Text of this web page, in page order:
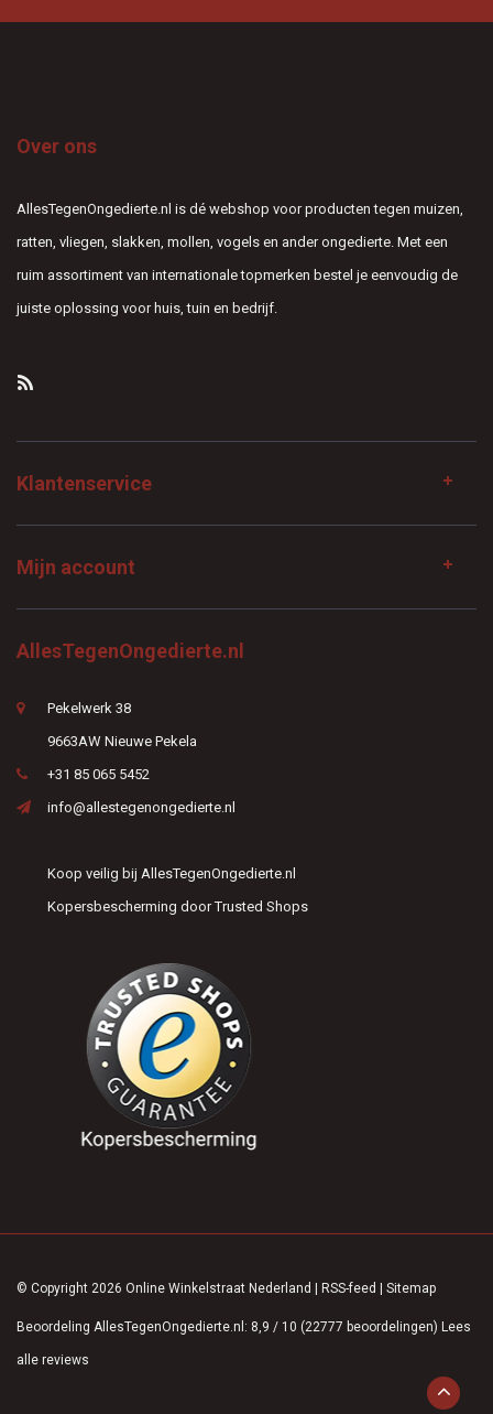
Over ons
AllesTegenOngedierte.nl is dé webshop voor producten tegen muizen,
ratten, vliegen, slakken, mollen, vogels en ander ongedierte. Met een
ruim assortiment van internationale topmerken bestel je eenvoudig de
juiste oplossing voor huis, tuin en bedrijf.
Klantenservice
Mijn account
AllesTegenOngedierte.nl
Pekelwerk 38
9663AW Nieuwe Pekela
+31 85 065 5452
info@allestegenongedierte.nl
Koop veilig bij AllesTegenOngedierte.nl
Kopersbescherming door Trusted Shops
© Copyright 2026 Online Winkelstraat Nederland | RSS-feed | Sitemap
Beoordeling AllesTegenOngedierte.nl : 8,9 / 10 (22777 beoordelingen) Lees
alle reviews